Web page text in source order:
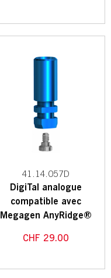
41.14.057D
DigiTal analogue
compatible avec
Megagen AnyRidge®
CHF 29.00